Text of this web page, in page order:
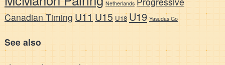
Netherlands
Canadian Timing U11 U15 U18 U19 Yasudas Go
See also